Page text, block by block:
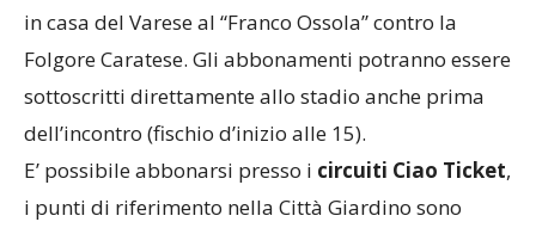
in casa del Varese al “Franco Ossola” contro la
Folgore Caratese. Gli abbonamenti potranno essere
sottoscritti direttamente allo stadio anche prima
dell’incontro (fischio d’inizio alle 15).
E’ possibile abbonarsi presso i circuiti Ciao Ticket,
i punti di riferimento nella Città Giardino sono